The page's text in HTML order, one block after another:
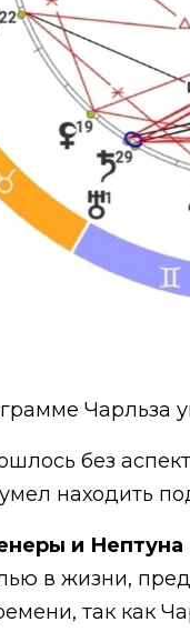
Чарльза
без
находить
и
в жизни,
так как